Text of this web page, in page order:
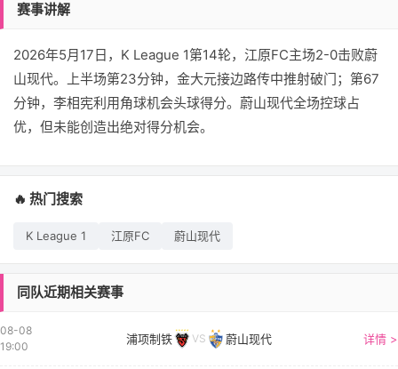
赛事讲解
2026年5月17日，K League 1第14轮，江原FC主场2-0击败蔚
山现代。上半场第23分钟，金大元接边路传中推射破门；第67
分钟，李相宪利用角球机会头球得分。蔚山现代全场控球占
优，但未能创造出绝对得分机会。
🔥 热门搜索
K League 1 江原FC 蔚山现代
同队近期相关赛事
08-08
19:00
浦项制铁 VS 蔚山现代 详情 >